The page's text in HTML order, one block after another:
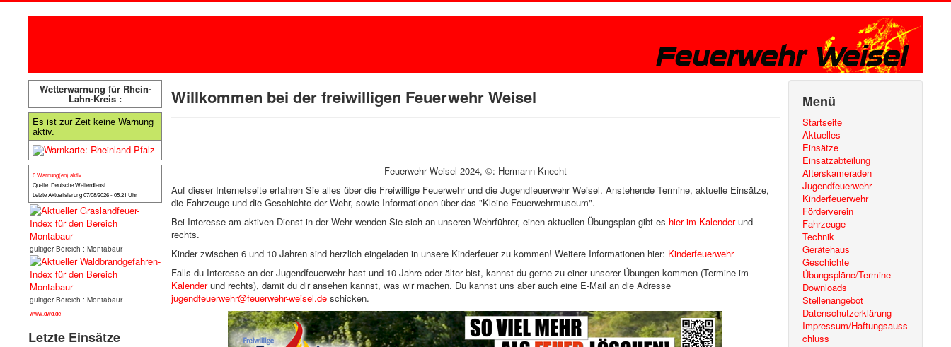
Wetterwarnung für Rhein-
Lahn-Kreis :
Es ist zur Zeit keine Warnung
aktiv.
0 Warnung(en) aktiv
Quelle: Deutsche Wetterdienst
Letzte Aktualisierung 07/08/2026 - 05:21 Uhr
gültiger Bereich : Montabaur
gültiger Bereich : Montabaur
www.dwd.de
Letzte Einsätze
Willkommen bei der freiwilligen Feuerwehr Weisel
Feuerwehr Weisel 2024, ©: Hermann Knecht
Auf dieser Internetseite erfahren Sie alles über die Freiwillige Feuerwehr und die Jugendfeuerwehr Weisel. Anstehende Termine, aktuelle Einsätze,
die Fahrzeuge und die Geschichte der Wehr, sowie Informationen über das "Kleine Feuerwehrmuseum".
Bei Interesse am aktiven Dienst in der Wehr wenden Sie sich an unseren Wehrführer, einen aktuellen Übungsplan gibt es hier im Kalenderund
rechts.
Kinder zwischen 6 und 10 Jahren sind herzlich eingeladen in unsere Kinderfeuer zu kommen! Weitere Informationen hier: Kinderfeuerwehr
Falls du Interesse an der Jugendfeuerwehr hast und 10 Jahre oder älter bist, kannst du gerne zu einer unserer Übungen kommen (Termine im
Kalenderund rechts), damit du dir ansehen kannst, was wir machen. Du kannst uns aber auch eine E-Mail an die Adresse
jugendfeuerwehr@feuerwehr-weisel.de schicken.
Menü
Startseite
Aktuelles
Einsätze
Einsatzabteilung
Alterskameraden
Jugendfeuerwehr
Kinderfeuerwehr
Förderverein
Fahrzeuge
Technik
Gerätehaus
Geschichte
Übungspläne/Termine
Downloads
Stellenangebot
Datenschutzerklärung
Impressum/Haftungsauss
chluss